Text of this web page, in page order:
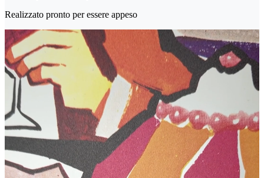
Realizzato pronto per essere appeso